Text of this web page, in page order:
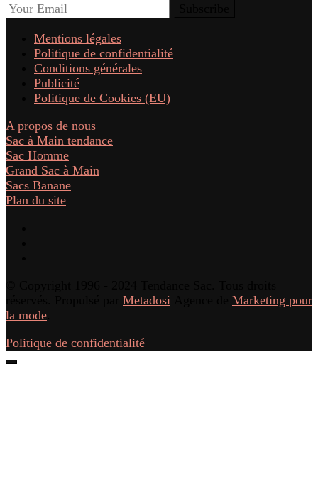
Mentions légales
Politique de confidentialité
Conditions générales
Publicité
Politique de Cookies (EU)
A propos de nous
Sac à Main tendance
Sac Homme
Grand Sac à Main
Sacs Banane
Plan du site
Metadosi
Marketing pour
la mode
Politique de confidentialité